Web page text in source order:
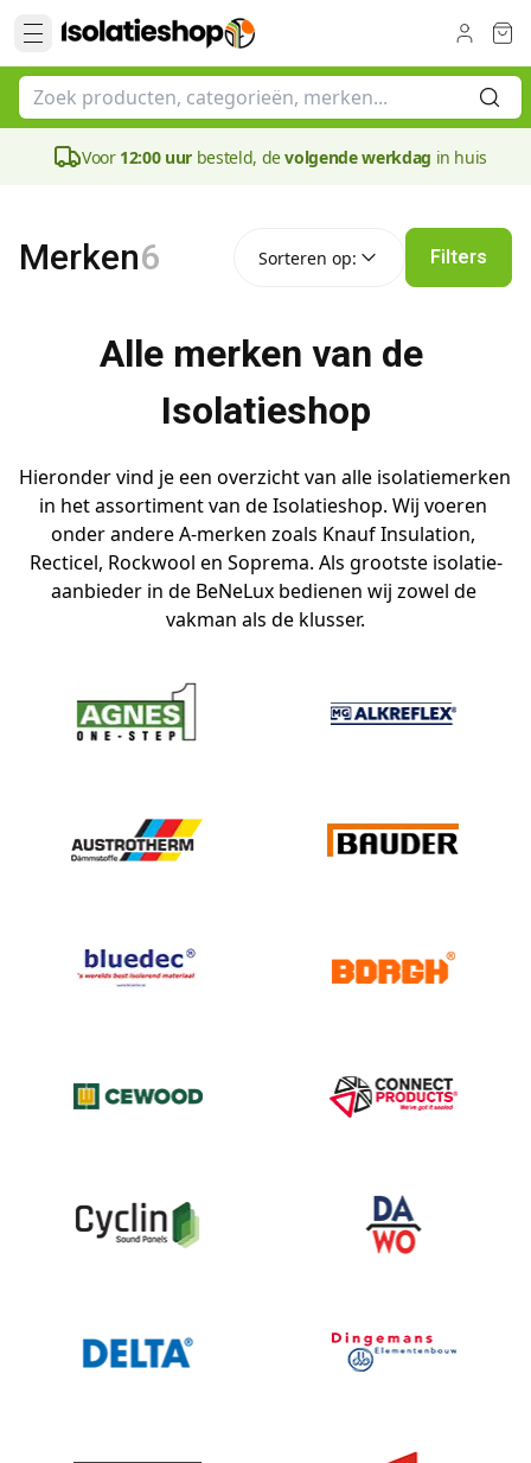
Voor 12:00 uur besteld, devolgende werkdag in huis
Merken6 Sorteren op: Filters
Alle merken van de
Isolatieshop
Hieronder vind je een overzicht van alle isolatiemerken
in het assortiment van de Isolatieshop. Wij voeren
onder andere A-merken zoals Knauf Insulation,
Recticel, Rockwool en Soprema. Als grootste isolatie-
aanbieder in de BeNeLux bedienen wij zowel de
vakman als de klusser.